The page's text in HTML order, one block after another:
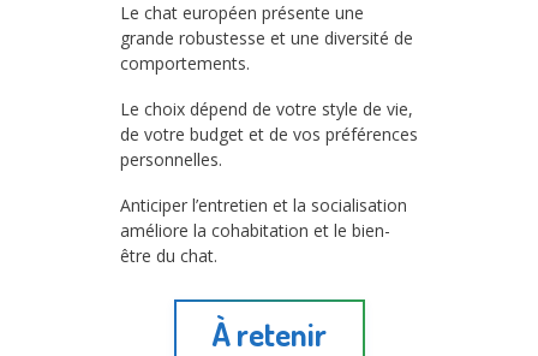
Le chat européen présente une
grande robustesse et une diversité de
comportements.
Le choix dépend de votre style de vie,
de votre budget et de vos préférences
personnelles.
Anticiper l’entretien et la socialisation
améliore la cohabitation et le bien-
être du chat.
À retenir